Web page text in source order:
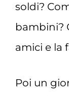
soldi?
bambini?
amici e la
Poi un